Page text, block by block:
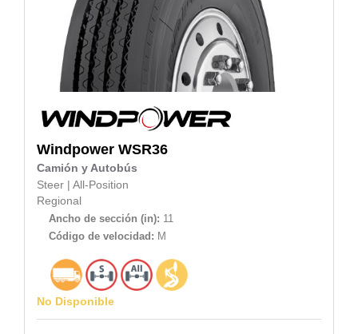
Windpower WSR36
Camión y Autobús
Steer
All-Position
Regional
Ancho de sección (in): 11
Código de velocidad: M
No Disponible